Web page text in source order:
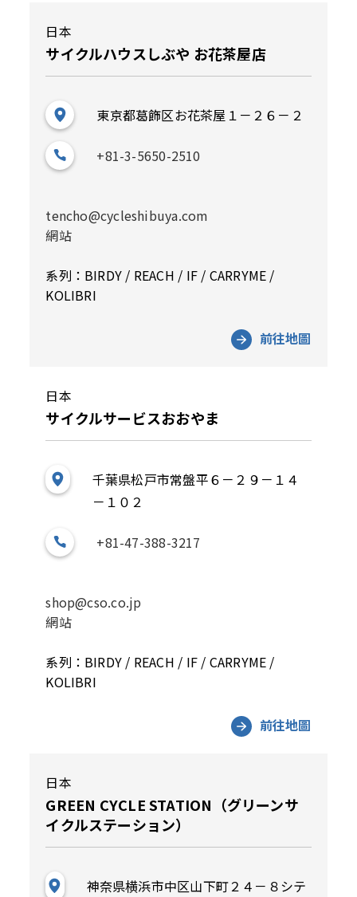
日本
サイクルハウスしぶや お花茶屋店
東京都葛飾区お花茶屋１－２６－２
+81-3-5650-2510
tencho@cycleshibuya.com
網站
系列：BIRDY / REACH / IF / CARRYME /
KOLIBRI
前往地圖
日本
サイクルサービスおおやま
千葉県松戸市常盤平６－２９－１４
－１０２
+81-47-388-3217
shop@cso.co.jp
網站
系列：BIRDY / REACH / IF / CARRYME /
KOLIBRI
前往地圖
日本
GREEN CYCLE STATION（グリーンサ
イクルステーション）
神奈県横浜市中区山下町２４－８シテ